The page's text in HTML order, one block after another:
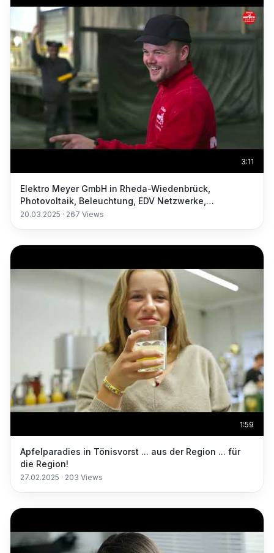
3:11
Elektro Meyer GmbH in Rheda-Wiedenbrück,
Photovoltaik, Beleuchtung, EDV Netzwerke,
Elektrogeräte
20.03.2025 · 267 Views
1:59
Apfelparadies in Tönisvorst ... aus der Region ... für
die Region!
27.02.2025 · 203 Views